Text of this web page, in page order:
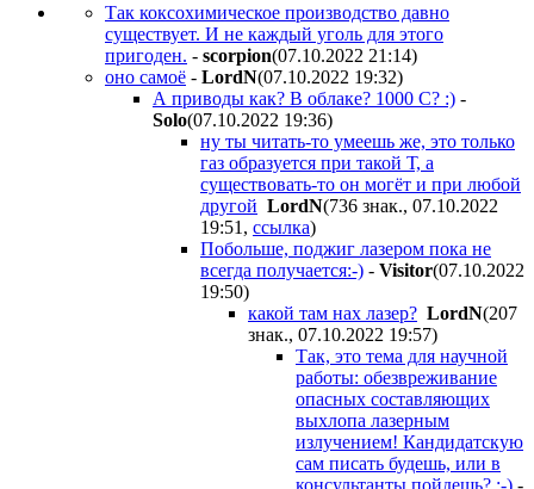
Так коксохимическое производство давно
существует. И не каждый уголь для этого
пригоден. - scorpion(07.10.2022 21:14)
оно самоё - LordN(07.10.2022 19:32)
А приводы как? В облаке? 1000 С? :) -
Solo(07.10.2022 19:36)
ну ты читать-то умеешь же, это только
газ образуется при такой Т, а
существовать-то он могёт и при любой
другой LordN(736 знак., 07.10.2022
19:51 , ссылка)
Побольше, поджиг лазером пока не
всегда получается:-) - Visitor(07.10.2022
19:50)
какой там нах лазер? LordN(207
знак., 07.10.2022 19:57)
Так, это тема для научной
работы: обезвреживание
опасных составляющих
выхлопа лазерным
излучением! Кандидатскую
сам писать будешь, или в
консультанты пойдешь? :-) -